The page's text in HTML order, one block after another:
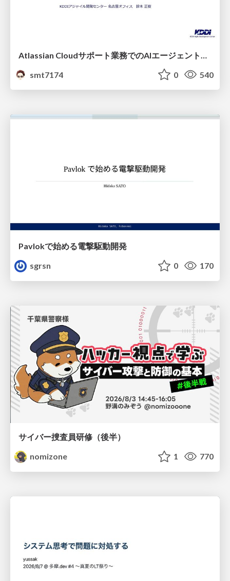
smt7174
0 540
Pavlokで始める電撃駆動開発
sgrsn
0 170
サイバー捜査員研修（後半）
nomizone
1 770